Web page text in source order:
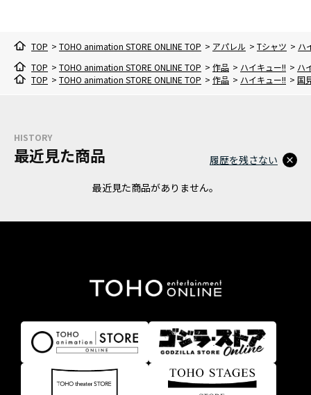
TOP > TOHO animation STORE ONLINE TOP > アパレル > Tシャツ > ハ
TOP > TOHO animation STORE ONLINE TOP > 作品 > ハイキュー!! > ハ
TOP > TOHO animation STORE ONLINE TOP > 作品 > ハイキュー!! > 国
HISTORY
最近見た商品
最近見た商品がありません。
履歴を残さない